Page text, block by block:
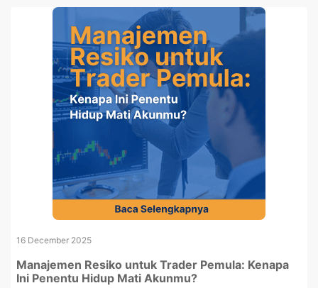
16 December 2025
Manajemen Resiko untuk Trader Pemula: Kenapa
Ini Penentu Hidup Mati Akunmu?